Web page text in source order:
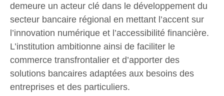
demeure un acteur clé dans le développement du
secteur bancaire régional en mettant l’accent sur
l’innovation numérique et l’accessibilité financière.
L’institution ambitionne ainsi de faciliter le
commerce transfrontalier et d’apporter des
solutions bancaires adaptées aux besoins des
entreprises et des particuliers.